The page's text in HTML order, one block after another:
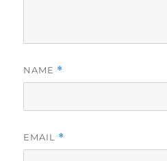
NAME *
EMAIL *